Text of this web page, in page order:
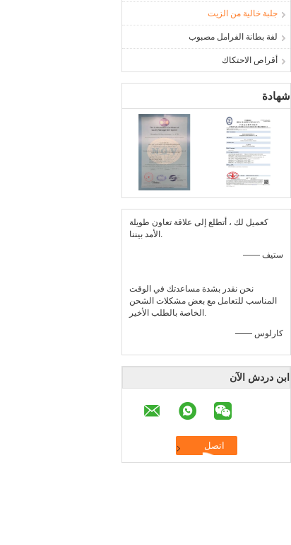
جلبة خالية من الزيت
لفة بطانة الفرامل مصبوب
أقراص الاحتكاك
شهادة
كعميل لك ، أتطلع إلى علاقة تعاون طويلة
الأمد بيننا.
—— ستيف
نحن نقدر بشدة مساعدتك في الوقت
المناسب للتعامل مع بعض مشكلات الشحن
الخاصة بالطلب الأخير.
—— كارلوس
ابن دردش الآن